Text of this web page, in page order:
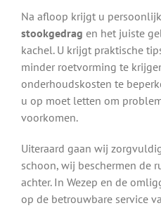
Na afloop krijgt u persoonlijk
stookgedrag en het juiste
kachel. U krijgt praktische
minder roetvorming te
onderhoudskosten te
u op moet letten om
voorkomen.
Uiteraard gaan wij
schoon, wij beschermen de
achter. In Wezep en de
op de betrouwbare service